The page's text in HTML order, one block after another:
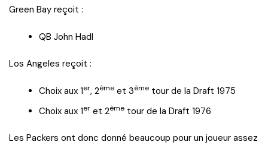
Green Bay reçoit :
QB John Hadl
Los Angeles reçoit :
Choix aux 1er, 2ème et 3ème tour de la Draft 1975
Choix aux 1er et 2ème tour de la Draft 1976
Les Packers ont donc donné beaucoup pour un joueur assez